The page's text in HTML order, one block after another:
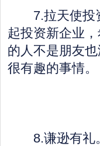
7.拉天使投资
起投资新企业
的人不是朋友
很有趣的事情。
8.谦逊有礼。